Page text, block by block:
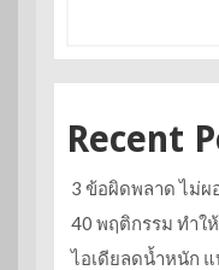
Recent
3 ข้อผิดพลาด ไม่ผ
40 พฤติกรรม ทำใ
ไอเดียลดน้ำหนัก แ